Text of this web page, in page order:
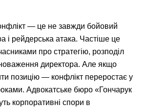
— це не завжди бойовий
і рейдерська атака. Частіше це
про стратегію, розподіл
директора. Але якщо
позицію — конфлікт переростає у
Адвокатське бюро «Гончарук
корпоративні спори в